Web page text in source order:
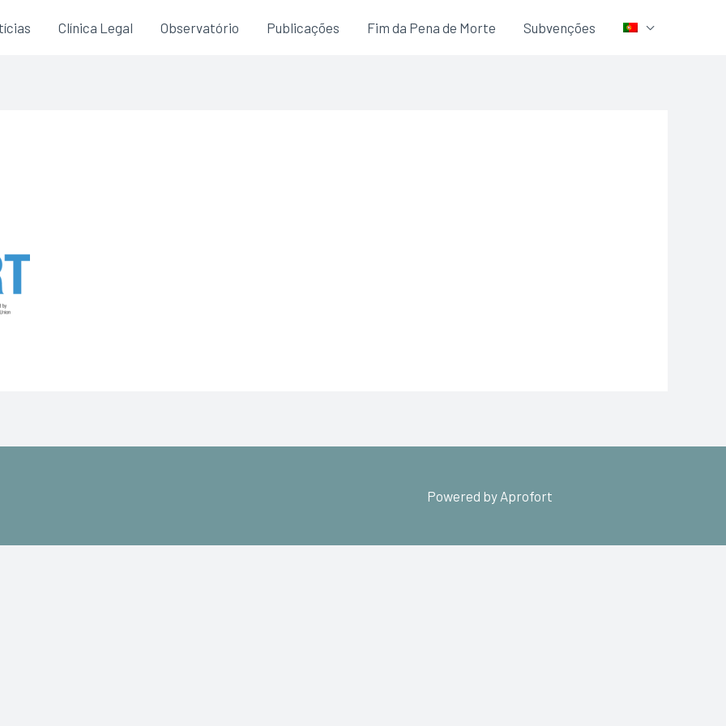
Clínica Legal Observatório Publicações Fim da Pena de Morte Subvenções
Powered by Aprofort